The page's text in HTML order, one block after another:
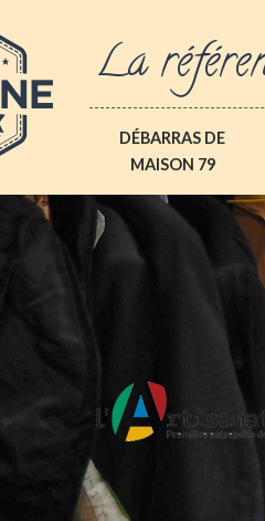
La
DÉBARRAS DE
MAISON 79